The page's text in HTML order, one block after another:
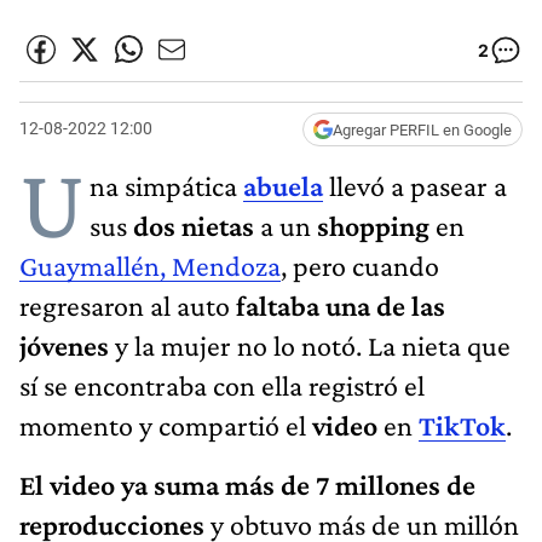
2
12-08-2022 12:00 Agregar PERFIL en Google
U na simpática abuelallevó a pasear a
susdos nietas a un shopping en
Guaymallén, Mendoza, pero cuando
regresaron al auto faltaba una de las
jóvenes y la mujer no lo notó. La nieta que
sí se encontraba con ella registró el
momento y compartió elvideo en TikTok.
El video ya suma más de 7 millones de
reproducciones y obtuvo más de un millón